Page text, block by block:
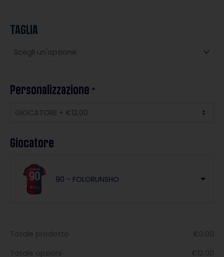
TAGLIA
Personalizzazione *
Giocatore
90 - FOLORUNSHO
Totale prodotto €0.00
Totale opzioni
€12.00
Home
2025/26
quantità